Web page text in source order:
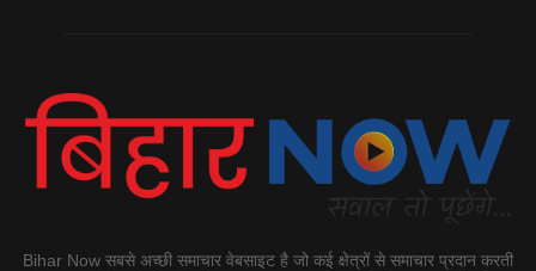
Bihar Now सबसे अच्छी समाचार वेबसाइट है जो कई क्षेत्रों से समाचार प्रदान करती